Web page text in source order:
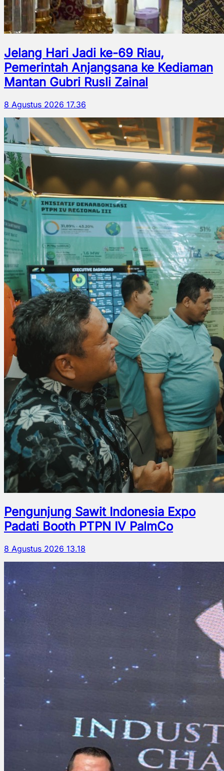
Jelang Hari Jadi ke-69 Riau,
Pemerintah Anjangsana ke Kediaman
Mantan Gubri Rusli Zainal
8 Agustus 2026 17.36
Pengunjung Sawit Indonesia Expo
Padati Booth PTPN IV PalmCo
8 Agustus 2026 13.18